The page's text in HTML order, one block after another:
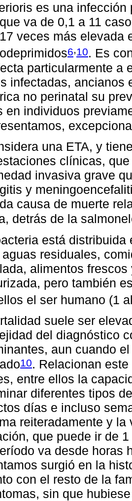
es una
va de 0,1 a 11
veces más elevada
6,10. Es
particularmente a
infectadas, ancianos
no perinatal su
en individuos
una ETA, y
clínicas,
invasiva grave
y
causa de muerte
detrás de la
está
residuales,
alimentos
pero también
el ser humano (1
suele ser
del diagnóstico
aun cuando
10. Relacionan
entre ellos la
diferentes tipos
días e incluso
reiteradamente y
que puede ir de
va desde horas
surgió en la
con el resto de la
sin que